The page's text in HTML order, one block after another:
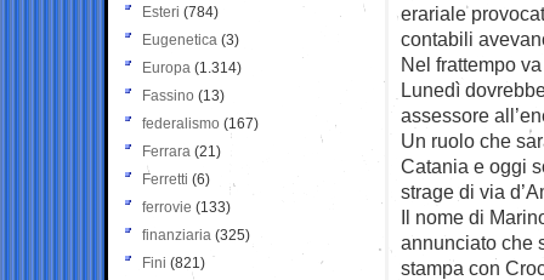
erariale
contabili
Nel frattempo
Lunedì
assessore
Un ruolo che
Catania e oggi
strage di via
Il nome di
annunciato che
stampa con
Esteri (784)
Eugenetica (3)
Europa (1.314)
Fassino (13)
federalismo (167)
Ferrara (21)
Ferretti (6)
ferrovie (133)
finanziaria (325)
Fini (821)